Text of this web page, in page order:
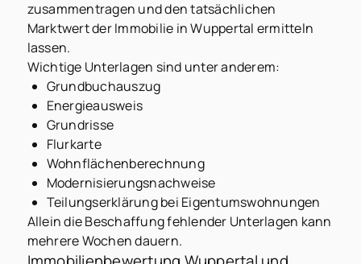
zusammentragen und den tatsächlichen
Marktwert der Immobilie in Wuppertal ermitteln
lassen.
Wichtige Unterlagen sind unter anderem:
Grundbuchauszug
Energieausweis
Grundrisse
Flurkarte
Wohnflächenberechnung
Modernisierungsnachweise
Teilungserklärung bei Eigentumswohnungen
Allein die Beschaffung fehlender Unterlagen kann
mehrere Wochen dauern.